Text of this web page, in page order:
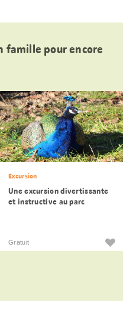
famille pour encore
Excursion
Une excursion divertissante
et instructive au parc
Gratuit